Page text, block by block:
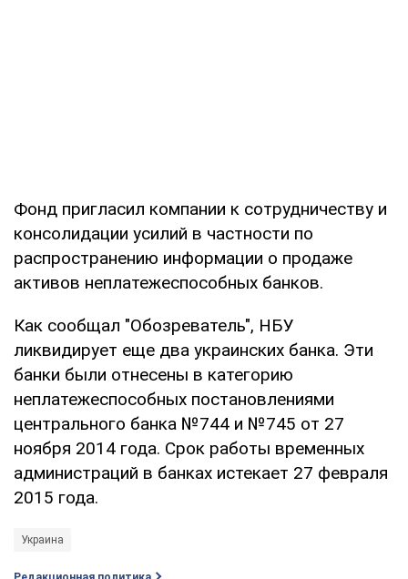
Фонд пригласил компании к сотрудничеству и
консолидации усилий в частности по
распространению информации о продаже
активов неплатежеспособных банков.
Как сообщал "Обозреватель", НБУ
ликвидирует еще два украинских банка. Эти
банки были отнесены в категорию
неплатежеспособных постановлениями
центрального банка №744 и №745 от 27
ноября 2014 года. Срок работы временных
администраций в банках истекает 27 февраля
2015 года.
Украина